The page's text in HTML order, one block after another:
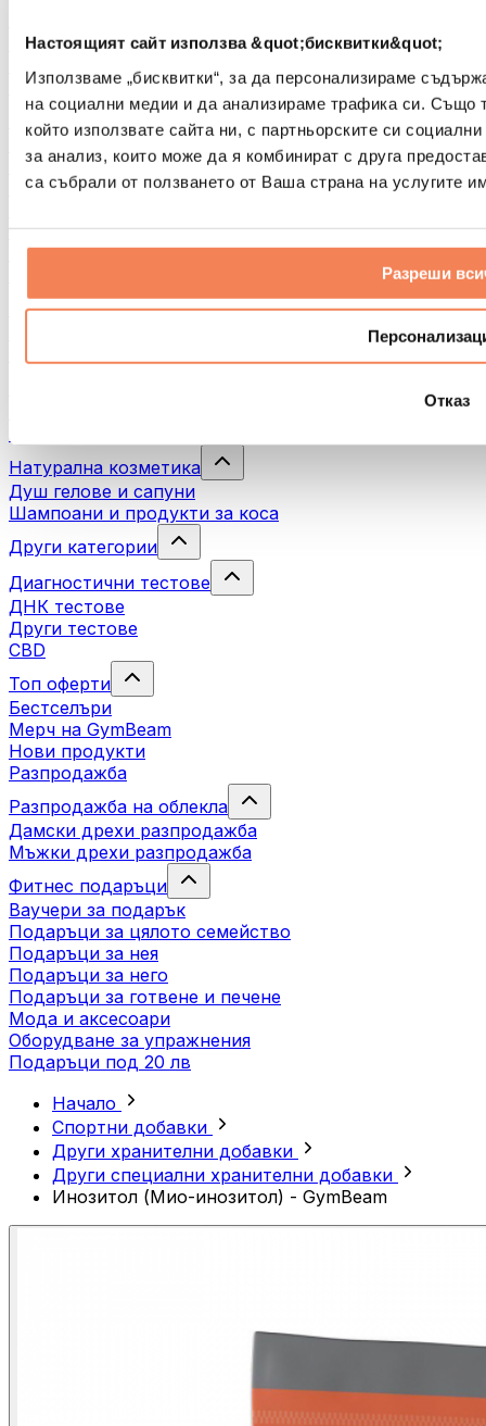
Настоящият сайт използва &quot;бисквитки&quot;
Използваме „бисквитки“, за да персонализираме
на социални медии и да анализираме трафика си. Също
който използвате сайта ни, с партньорските си
за анализ, които може да я комбинират с друга
са събрали от ползването от Ваша страна на услугите
Разреши
Отказ
Чанти и аксесоари за храна
Чанти за фитнес
Раници
Аксесоари според вида дейност
Бойни спортове
Колоездене
Студена терапия
Плуване
Биохакинг
Филтри и кани за вода
Натурална козметика
Душ гелове и сапуни
Шампоани и продукти за коса
Други категории
Диагностични тестове
ДНК тестове
Други тестове
CBD
Топ оферти
Бестселъри
Мерч на GymBeam
Нови продукти
Разпродажба
Разпродажба на облекла
Дамски дрехи разпродажба
Мъжки дрехи разпродажба
Фитнес подаръци
Ваучери за подарък
Подаръци за цялото семейство
Подаръци за нея
Подаръци за него
Подаръци за готвене и печене
Мода и аксесоари
Оборудване за упражнения
Подаръци под 20 лв
Начало
Спортни добавки
Други хранителни добавки
Други специални хранителни добавки
Инозитол (Мио-инозитол) - GymBeam